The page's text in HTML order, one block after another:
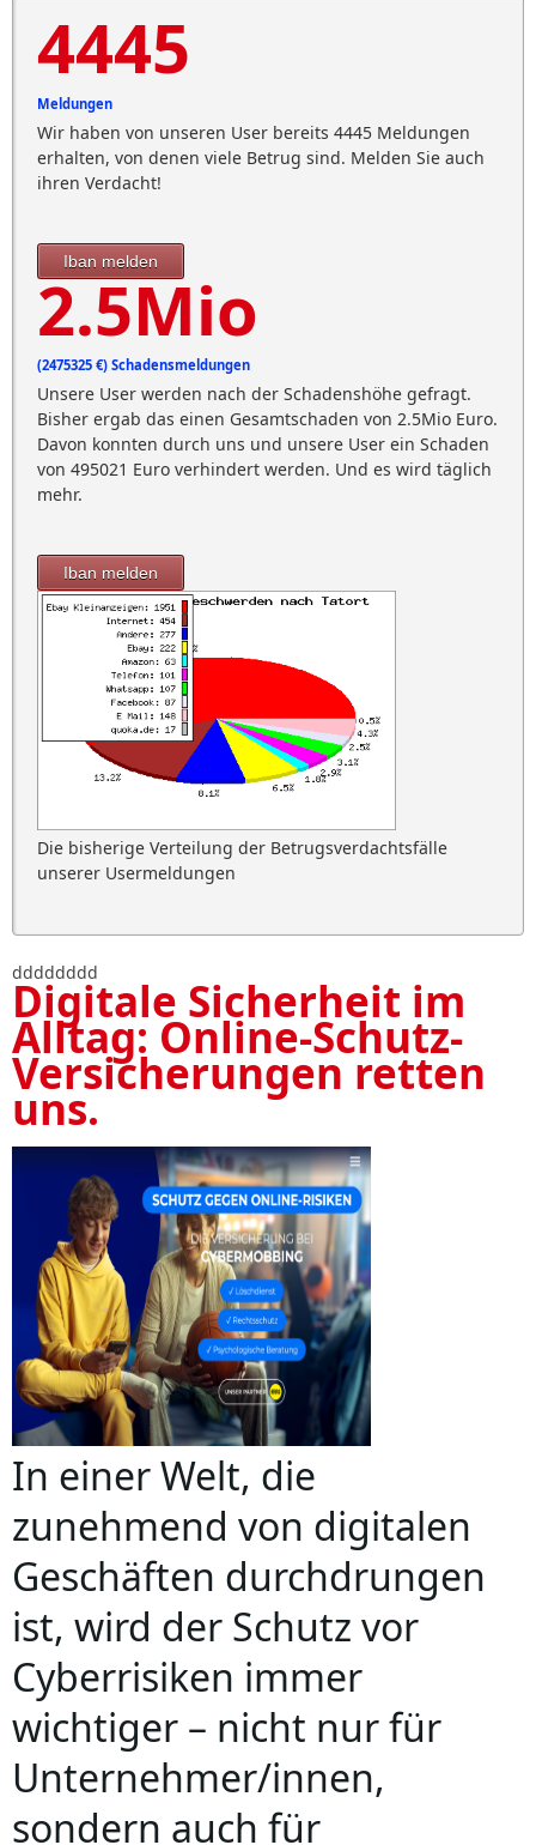
4445
Meldungen
Wir haben von unseren User bereits 4445 Meldungen
erhalten, von denen viele Betrug sind. Melden Sie auch
ihren Verdacht!
Iban melden
2.5Mio
(2475325 €) Schadensmeldungen
Unsere User werden nach der Schadenshöhe gefragt.
Bisher ergab das einen Gesamtschaden von 2.5Mio Euro.
Davon konnten durch uns und unsere User ein Schaden
von 495021 Euro verhindert werden. Und es wird täglich
mehr.
Iban melden
Die bisherige Verteilung der Betrugsverdachtsfälle
unserer Usermeldungen
dddddddd
Digitale Sicherheit im
Alltag: Online-Schutz-
Versicherungen retten
uns.
In einer Welt, die
zunehmend von digitalen
Geschäften durchdrungen
ist, wird der Schutz vor
Cyberrisiken immer
wichtiger – nicht nur für
Unternehmer/innen,
sondern auch für